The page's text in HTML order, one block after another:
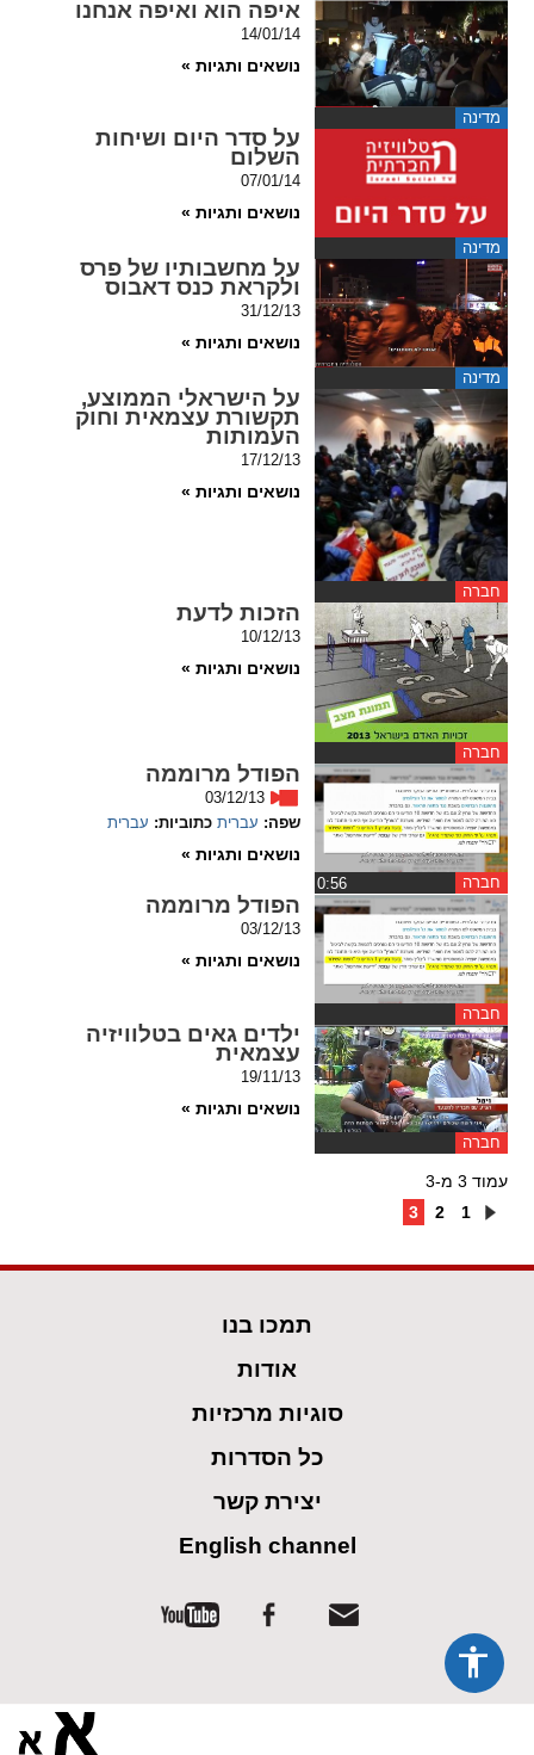
קו תחתי לקישורים סימון קישורים
cached
כל
ההגדרות
flag
משוב
מדינה
איפה הוא ואיפה אנחנו
14/01/14
נושאים ותגיות »
מדינה
על סדר היום ושיחות
השלום
07/01/14
נושאים ותגיות »
מדינה
על מחשבותיו של פרס
ולקראת כנס דאבוס
31/12/13
נושאים ותגיות »
חברה
על הישראלי הממוצע,
תקשורת עצמאית וחוק
העמותות
17/12/13
נושאים ותגיות »
חברה
הזכות לדעת
10/12/13
נושאים ותגיות »
חברה
הפודל מרוממה
03/12/13
שפה: עברית כתוביות: עברית
נושאים ותגיות »
חברה
הפודל מרוממה
03/12/13
נושאים ותגיות »
חברה
ילדים גאים בטלוויזיה
עצמאית
19/11/13
נושאים ותגיות »
עמוד 3 מ-3
1
2
3
תמכו בנו
אודות
סוגיות מרכזיות
כל הסדרות
יצירת קשר
English channel